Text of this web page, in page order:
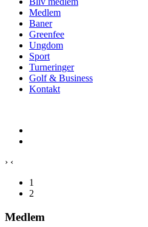
Medlem
Baner
Greenfee
Ungdom
Sport
Turneringer
Golf & Business
Kontakt
› ‹
1
2
Medlem